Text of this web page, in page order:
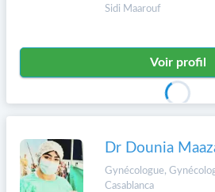
Sidi Maarouf
Voir profil
Dr Dounia
Gynécologue,
Casablanca